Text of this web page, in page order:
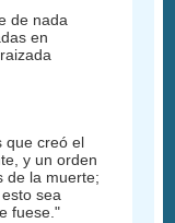
de nada
en
que creó el
y un orden
de la muerte;
sea
fuese."